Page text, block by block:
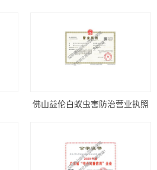
佛山益伦白蚁虫害防治营业执照